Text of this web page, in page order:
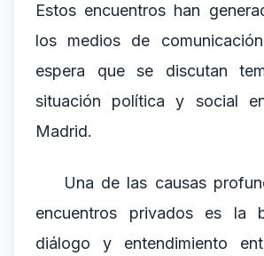
Estos encuentros han
los medios de
espera que se discutan
situación política y social
Madrid.
Una de las causas
encuentros privados es la
diálogo y entendimiento